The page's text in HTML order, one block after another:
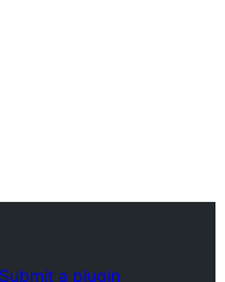
Submit a plugin